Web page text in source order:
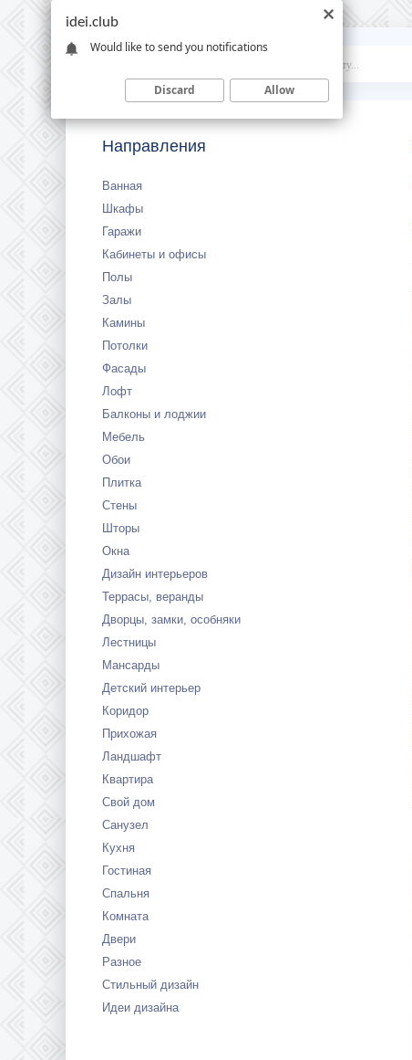
Idei
Направления
Ванная
Шкафы
Гаражи
Кабинеты и офисы
Полы
Залы
Камины
Потолки
Фасады
Лофт
Балконы и лоджии
Мебель
Обои
Плитка
Стены
Шторы
Окна
Дизайн интерьеров
Террасы, веранды
Дворцы, замки, особняки
Лестницы
Мансарды
Детский интерьер
Коридор
Прихожая
Ландшафт
Квартира
Свой дом
Санузел
Кухня
Гостиная
Спальня
Комната
Двери
Разное
Стильный дизайн
Идеи дизайна
idei.club
Would like to send you notifications
Discard Allow